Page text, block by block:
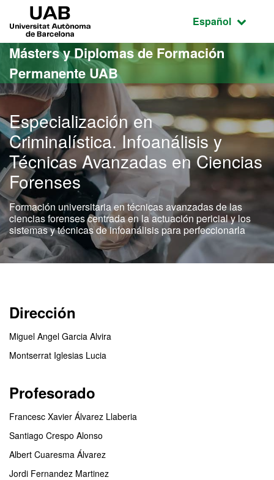
Acceso al contenido principal
Acceso a la navegación de la página
Idioma
Español
Másters y Diplomas de Formación
Permanente UAB
Especialización en
Criminalística. Infoanálisis y
Técnicas Avanzadas en Ciencias
Forenses
Formación universitaria en técnicas avanzadas de las
ciencias forenses centrada en la actuación pericial y los
sistemas y técnicas de infoanálisis para perfeccionarla
Dirección
Miguel Angel Garcia Alvira
Montserrat Iglesias Lucia
Profesorado
Francesc Xavier Álvarez Llaberia
Santiago Crespo Alonso
Albert Cuaresma Álvarez
Jordi Fernandez Martinez